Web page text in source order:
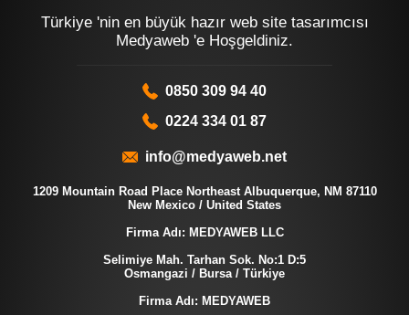
Türkiye 'nin en büyük hazır web site tasarımcısı
Medyaweb 'e Hoşgeldiniz.
0850 309 94 40
0224 334 01 87
info@medyaweb.net
1209 Mountain Road Place Northeast Albuquerque, NM 87110
New Mexico / United States
Firma Adı: MEDYAWEB LLC
Selimiye Mah. Tarhan Sok. No:1 D:5
Osmangazi / Bursa / Türkiye
Firma Adı: MEDYAWEB